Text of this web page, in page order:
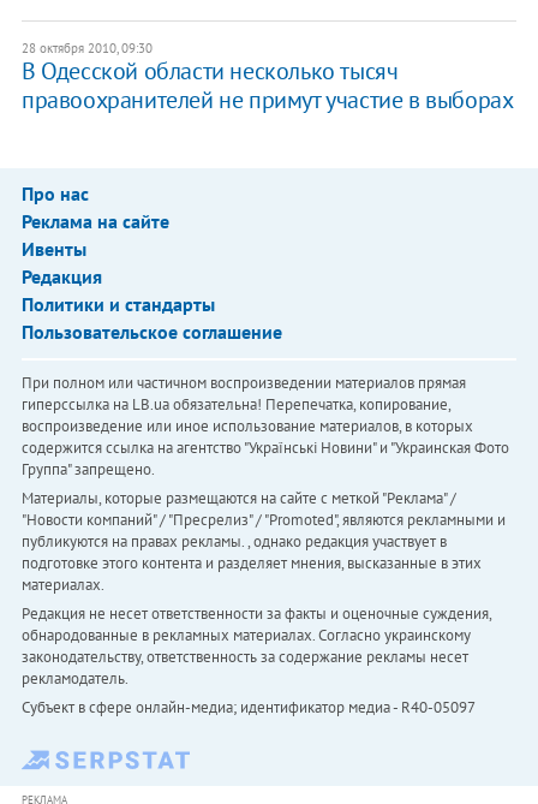
28 октября 2010, 09:30
В Одесской области несколько тысяч
правоохранителей не примут участие в выборах
Про нас
Реклама на сайте
Ивенты
Редакция
Политики и стандарты
Пользовательское соглашение
При полном или частичном воспроизведении материалов прямая
гиперссылка на LB.ua обязательна! Перепечатка, копирование,
воспроизведение или иное использование материалов, в которых
содержится ссылка на агентство "Українськi Новини" и "Украинская Фото
Группа" запрещено.
Материалы, которые размещаются на сайте с меткой "Реклама" /
"Новости компаний" / "Пресрелиз" / "Promoted", являются рекламными и
публикуются на правах рекламы. , однако редакция участвует в
подготовке этого контента и разделяет мнения, высказанные в этих
материалах.
Редакция не несет ответственности за факты и оценочные суждения,
обнародованные в рекламных материалах. Согласно украинскому
законодательству, ответственность за содержание рекламы несет
рекламодатель.
Субъект в сфере онлайн-медиа; идентификатор медиа - R40-05097
РЕКЛАМА